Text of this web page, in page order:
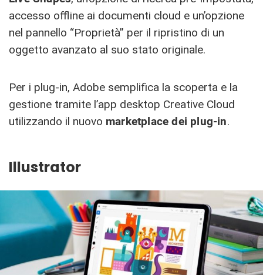
accesso offline ai documenti cloud e un’opzione
nel pannello “Proprietà” per il ripristino di un
oggetto avanzato al suo stato originale.
Per i plug-in, Adobe semplifica la scoperta e la
gestione tramite l’app desktop Creative Cloud
utilizzando il nuovo marketplace dei plug-in.
Illustrator